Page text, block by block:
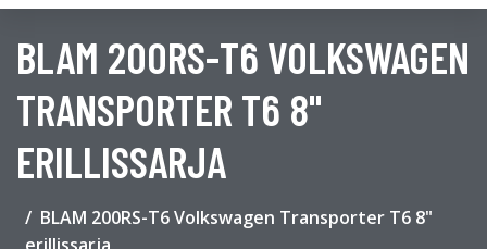
BLAM 200RS-T6 VOLKSWAGEN
TRANSPORTER T6 8"
ERILLISSARJA
BLAM 200RS-T6 Volkswagen Transporter T6 8"